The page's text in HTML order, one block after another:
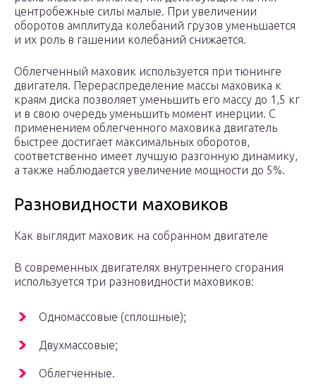
центробежные силы малые. При увеличении
оборотов амплитуда колебаний грузов уменьшается
и их роль в гашении колебаний снижается.
Облегченный маховик используется при тюнинге
двигателя. Перераспределение массы маховика к
краям диска позволяет уменьшить его массу до 1,5 кг
и в свою очередь уменьшить момент инерции. С
применением облегченного маховика двигатель
быстрее достигает максимальных оборотов,
соответственно имеет лучшую разгонную динамику,
а также наблюдается увеличение мощности до 5%.
Разновидности маховиков
Как выглядит маховик на собранном двигателе
В современных двигателях внутреннего сгорания
используется три разновидности маховиков:
Одномассовые (сплошные);
Двухмассовые;
Облегченные.